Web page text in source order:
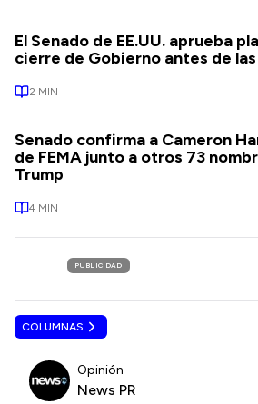
El Senado de EE.UU. aprueba
cierre de Gobierno antes de
2 MIN
Senado confirma a Cameron
de FEMA junto a otros 73
Trump
4 MIN
PUBLICIDAD
COLUMNAS
Opinión
News PR